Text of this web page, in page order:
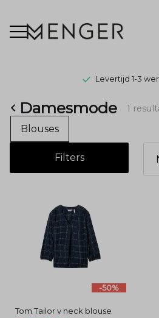
Levertijd 1-3
-
Menger
Mode
Damesmode 1
Blouses
Filters
-50%
Tom Tailor v neck blouse